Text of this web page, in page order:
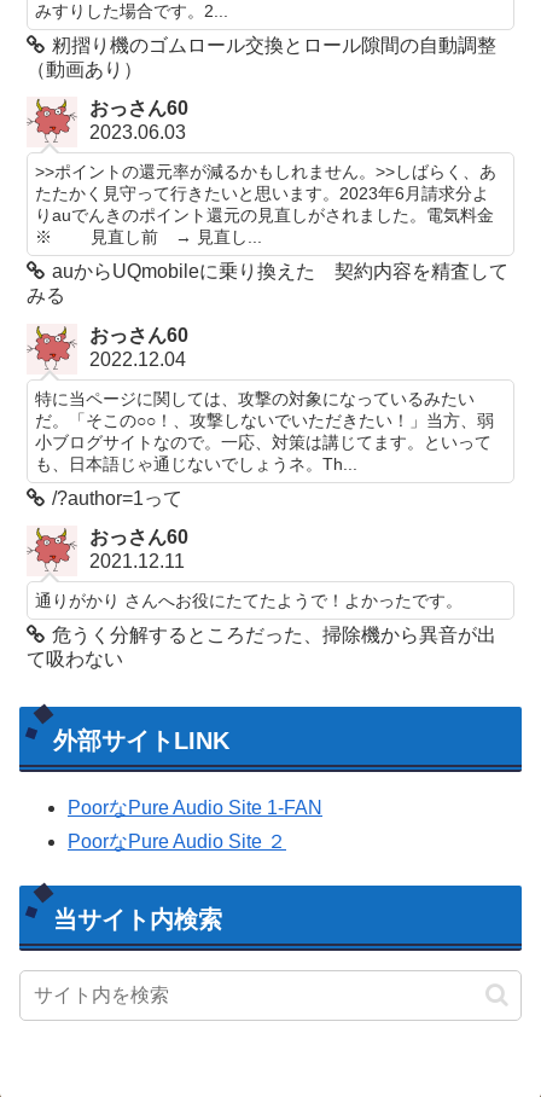
みすりした場合です。2...
籾摺り機のゴムロール交換とロール隙間の自動調整
（動画あり）
おっさん60
2023.06.03
>>ポイントの還元率が減るかもしれません。>>しばらく、あ
たたかく見守って行きたいと思います。2023年6月請求分よ
りauでんきのポイント還元の見直しがされました。電気料金
※ 見直し前 → 見直し...
auからUQmobileに乗り換えた 契約内容を精査して
みる
おっさん60
2022.12.04
特に当ページに関しては、攻撃の対象になっているみたい
だ。「そこの○○！、攻撃しないでいただきたい！」当方、弱
小ブログサイトなので。一応、対策は講じてます。といって
も、日本語じゃ通じないでしょうネ。Th...
/?author=1って
おっさん60
2021.12.11
通りがかり さんへお役にたてたようで！よかったです。
危うく分解するところだった、掃除機から異音が出
て吸わない
外部サイトLINK
PoorなPure Audio Site 1-FAN
PoorなPure Audio Site ２
当サイト内検索